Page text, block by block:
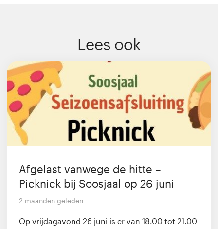
Lees ook
Afgelast vanwege de hitte –
Picknick bij Soosjaal op 26 juni
2 maanden geleden
Op vrijdagavond 26 juni is er van 18.00 tot 21.00